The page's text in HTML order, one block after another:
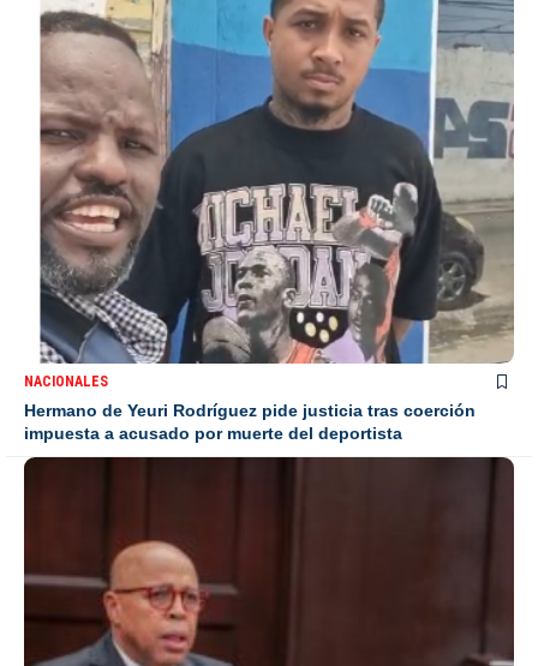
NACIONALES
Hermano de Yeuri Rodríguez pide justicia tras coerción
impuesta a acusado por muerte del deportista